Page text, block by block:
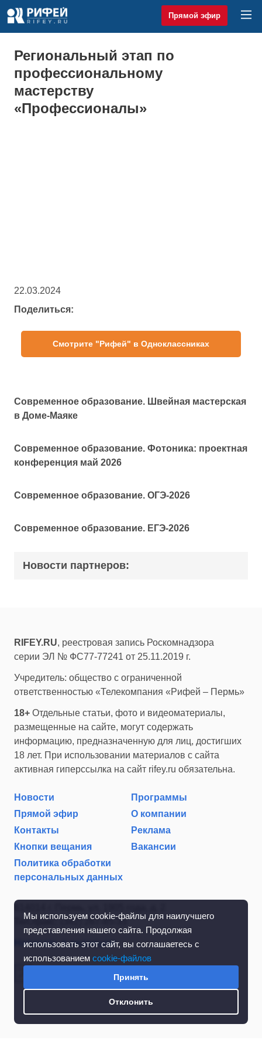
Прямой эфир
Региональный этап по
профессиональному
мастерству
«Профессионалы»
22.03.2024
Поделиться:
Смотрите "Рифей" в Одноклассниках
Мы используем cookie-файлы для наилучшего
представления нашего сайта. Продолжая
использовать этот сайт, вы соглашаетесь с
использованием cookie-файлов
Принять
Отклонить
Современное образование. Швейная мастерская
в Доме-Маяке
Современное образование. Фотоника: проектная
конференция май 2026
Современное образование. ОГЭ-2026
Современное образование. ЕГЭ-2026
Новости партнеров:
RIFEY.RU, реестровая запись Роскомнадзора
серии ЭЛ № ФС77-77241 от 25.11.2019 г.
Учредитель: общество с ограниченной
ответственностью «Телекомпания «Рифей – Пермь»
18+ Отдельные статьи, фото и видеоматериалы,
размещенные на сайте, могут содержать
информацию, предназначенную для лиц, достигших
18 лет. При использовании материалов с сайта
активная гиперссылка на сайт rifey.ru обязательна.
Новости
Программы
Прямой эфир
О компании
Контакты
Реклама
Кнопки вещания
Вакансии
Политика обработки
персональных данных
Тел./факс: (342) 267-85-35
Написать в редакцию